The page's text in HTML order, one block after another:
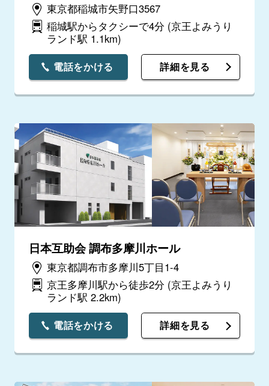
東京都稲城市矢野口3567
稲城駅からタクシーで4分 (京王よみうり
ランド駅 1.1km)
電話をかける 詳細を見る
日本互助会 調布多摩川ホール
東京都調布市多摩川5丁目1-4
京王多摩川駅から徒歩2分 (京王よみうり
ランド駅 2.2km)
電話をかける 詳細を見る